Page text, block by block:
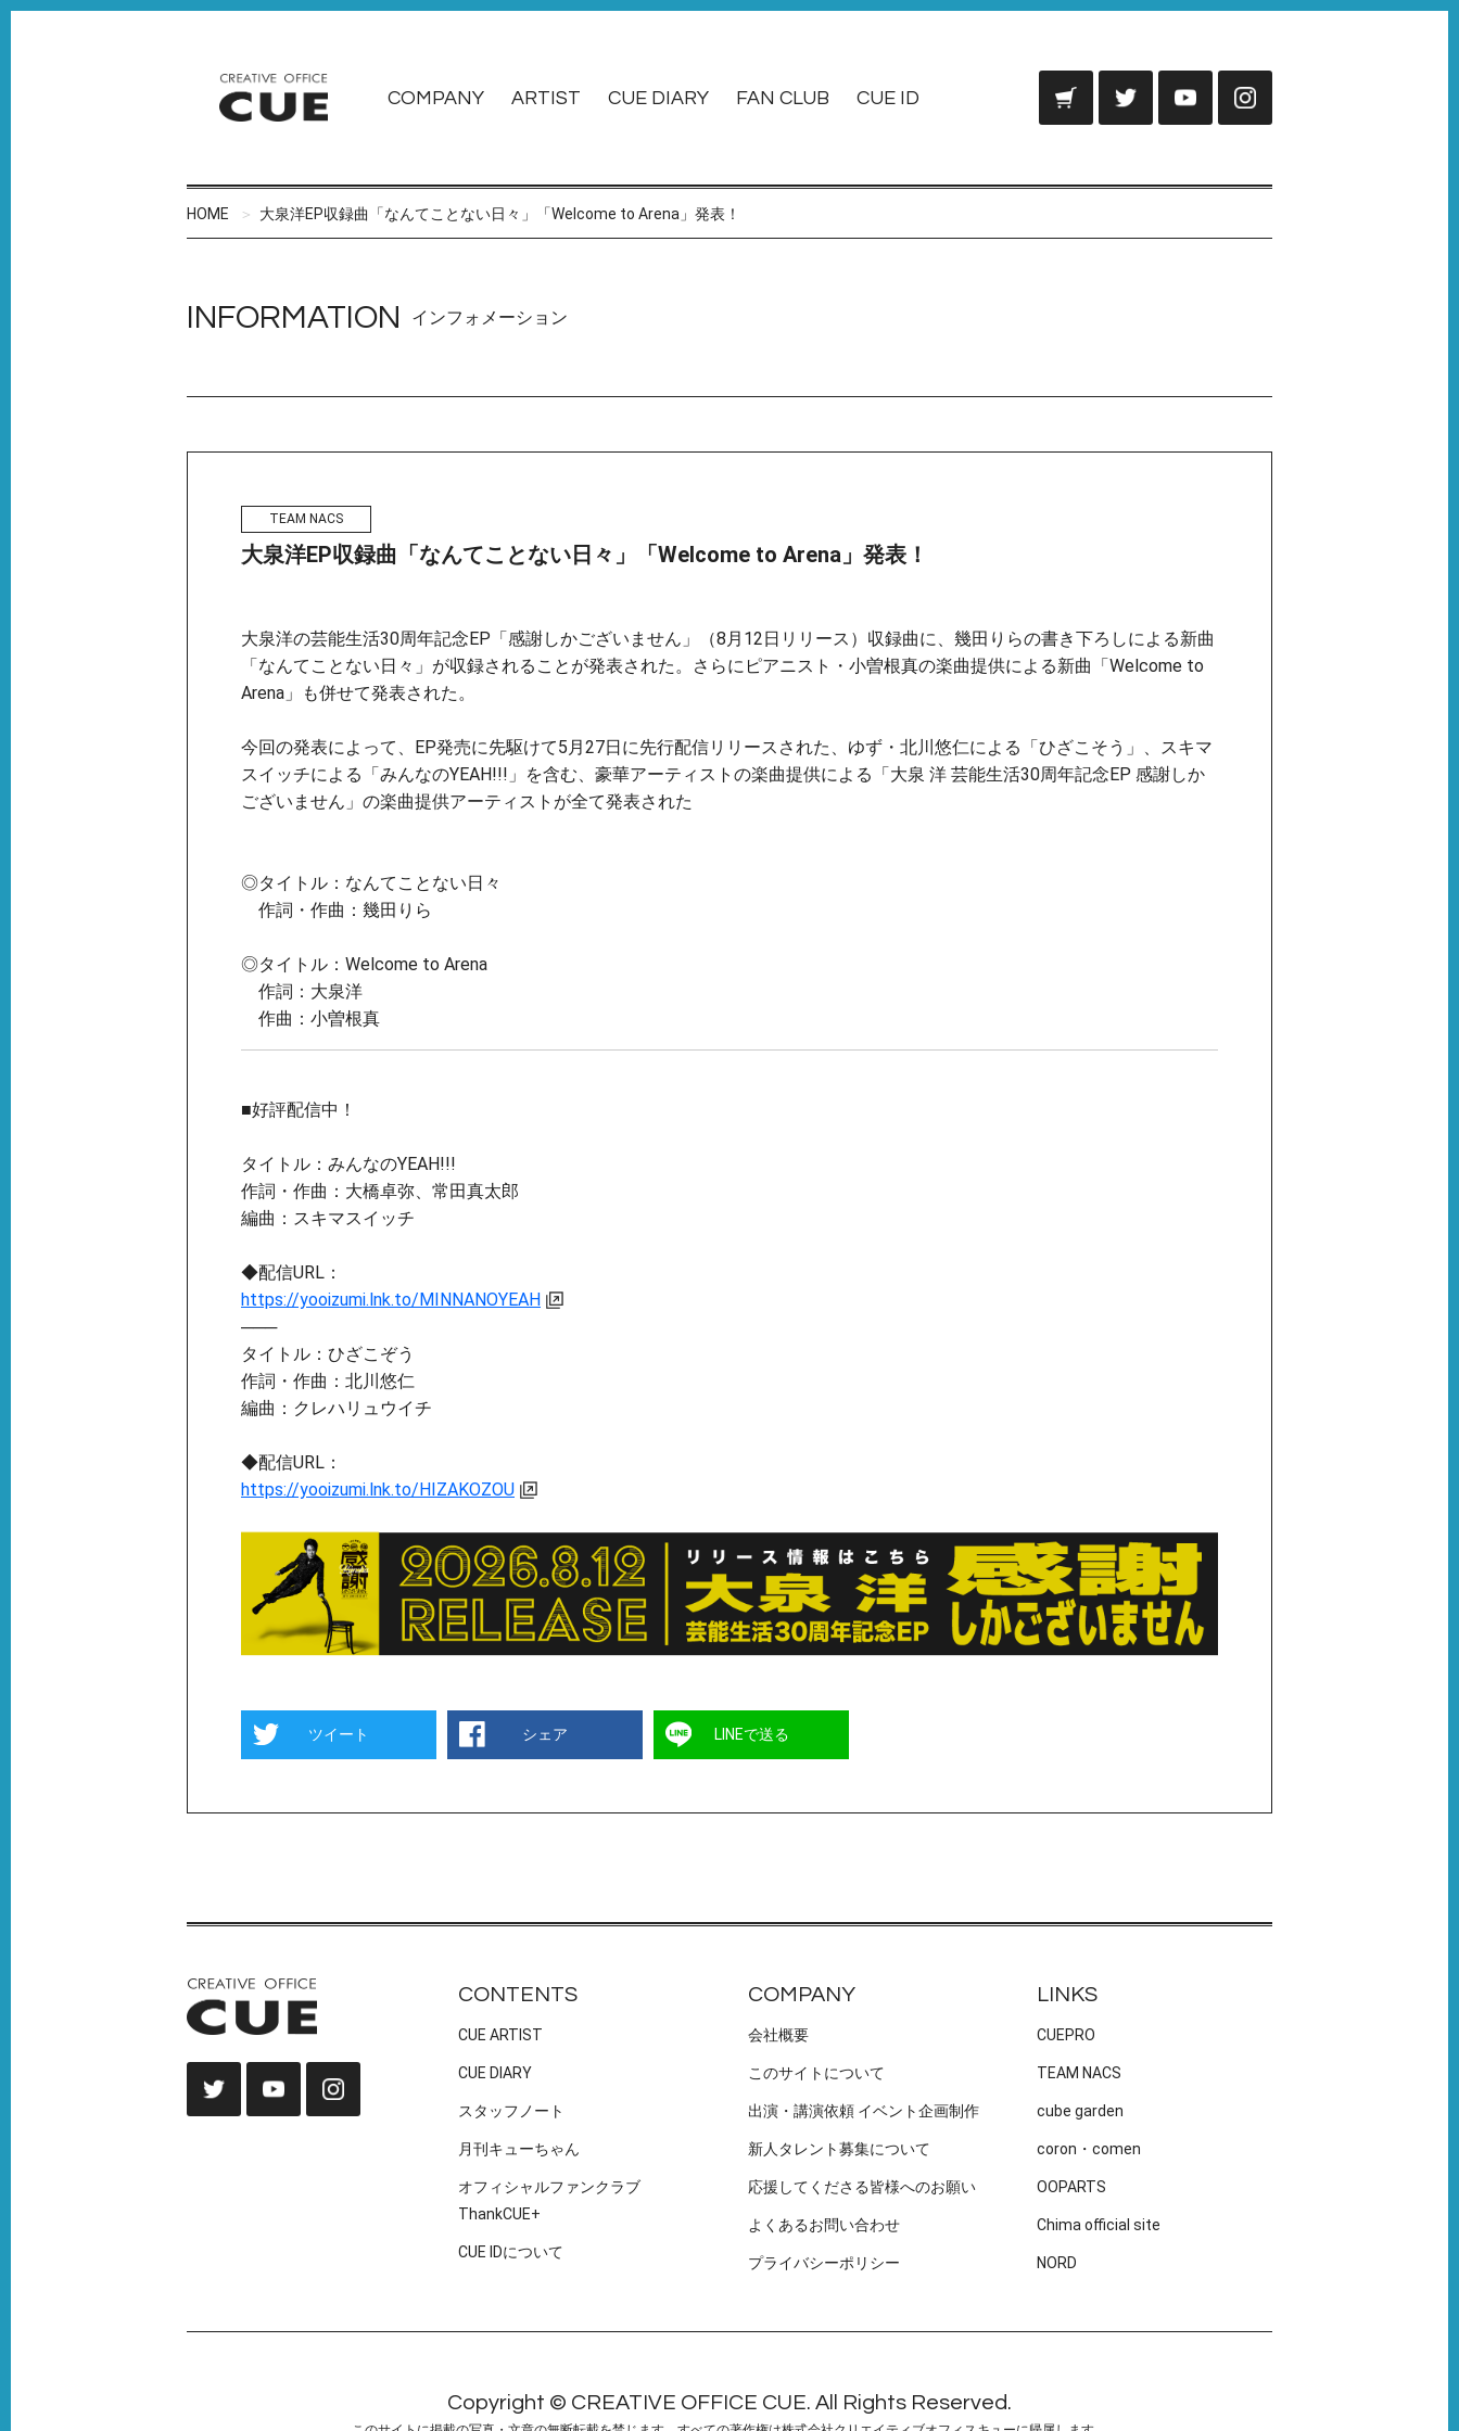
COMPANY ARTIST CUE DIARY FAN CLUB CUE ID
HOME 大泉洋EP収録曲「なんてことない日々」「Welcome to Arena」発表！
INFORMATION インフォメーション
TEAM NACS
大泉洋EP収録曲「なんてことない日々」「Welcome to Arena」発表！
⼤泉洋の芸能生活30周年記念EP「感謝しかございません」（8月12日リリース）収録曲に、幾田りらの書き下ろしによる新曲
「なんてことない日々」が収録されることが発表された。さらにピアニスト・小曽根真の楽曲提供による新曲「Welcome to
Arena」も併せて発表された。
今回の発表によって、EP発売に先駆けて5月27日に先行配信リリースされた、ゆず・北川悠仁による「ひざこそう」、スキマ
スイッチによる「みんなのYEAH!!!」を含む、豪華アーティストの楽曲提供による「大泉 洋 芸能生活30周年記念EP 感謝しか
ございません」の楽曲提供アーティストが全て発表された
◎タイトル：なんてことない日々
作詞・作曲：幾田りら
◎タイトル：Welcome to Arena
作詞：大泉洋
作曲：小曽根真
■好評配信中！
タイトル：みんなのYEAH!!!
作詞・作曲：大橋卓弥、常田真太郎
編曲：スキマスイッチ
◆配信URL：
https://yooizumi.lnk.to/MINNANOYEAH
───
タイトル：ひざこぞう
作詞・作曲：北川悠仁
編曲：クレハリュウイチ
◆配信URL：
https://yooizumi.lnk.to/HIZAKOZOU
ツイート シェア LINEで送る
CONTENTS
CUE ARTIST
CUE DIARY
スタッフノート
月刊キューちゃん
オフィシャルファンクラブ
ThankCUE+
CUE IDについて
COMPANY
会社概要
このサイトについて
出演・講演依頼 イベント企画制作
新人タレント募集について
応援してくださる皆様へのお願い
よくあるお問い合わせ
プライバシーポリシー
LINKS
CUEPRO
TEAM NACS
cube garden
coron・comen
OOPARTS
Chima official site
NORD
Copyright © CREATIVE OFFICE CUE. All Rights Reserved.